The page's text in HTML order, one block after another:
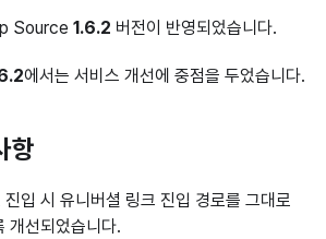
Source 1.6.2 버전이 반영되었습니다.
에서는 서비스 개선에 중점을 두었습니다.
항
입 시 유니버셜 링크 진입 경로를 그대로
개선되었습니다.